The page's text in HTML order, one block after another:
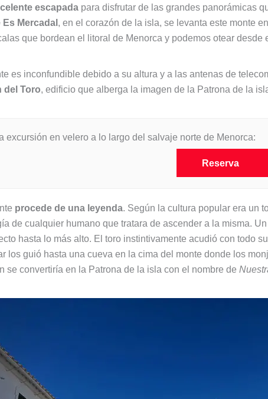
escapada para disfrutar de las grandes panorámicas
Mercadal , en el corazón de la isla, se levanta este monte
que bordean el litoral de Menorca y podemos otear desde
es inconfundible debido a su altura y a las antenas de
del Toro, edificio que alberga la imagen de la Patrona de la
excursión en velero a lo largo del salvaje norte de Menorca:
Reserva
procede de una leyenda. Según la cultura popular era un
de cualquier humano que tratara de ascender a la misma.
hasta lo más alto. El toro instintivamente acudió con todo
los guió hasta una cueva en la cima del monte donde los
se convertiría en la Patrona de la isla con el nombre de